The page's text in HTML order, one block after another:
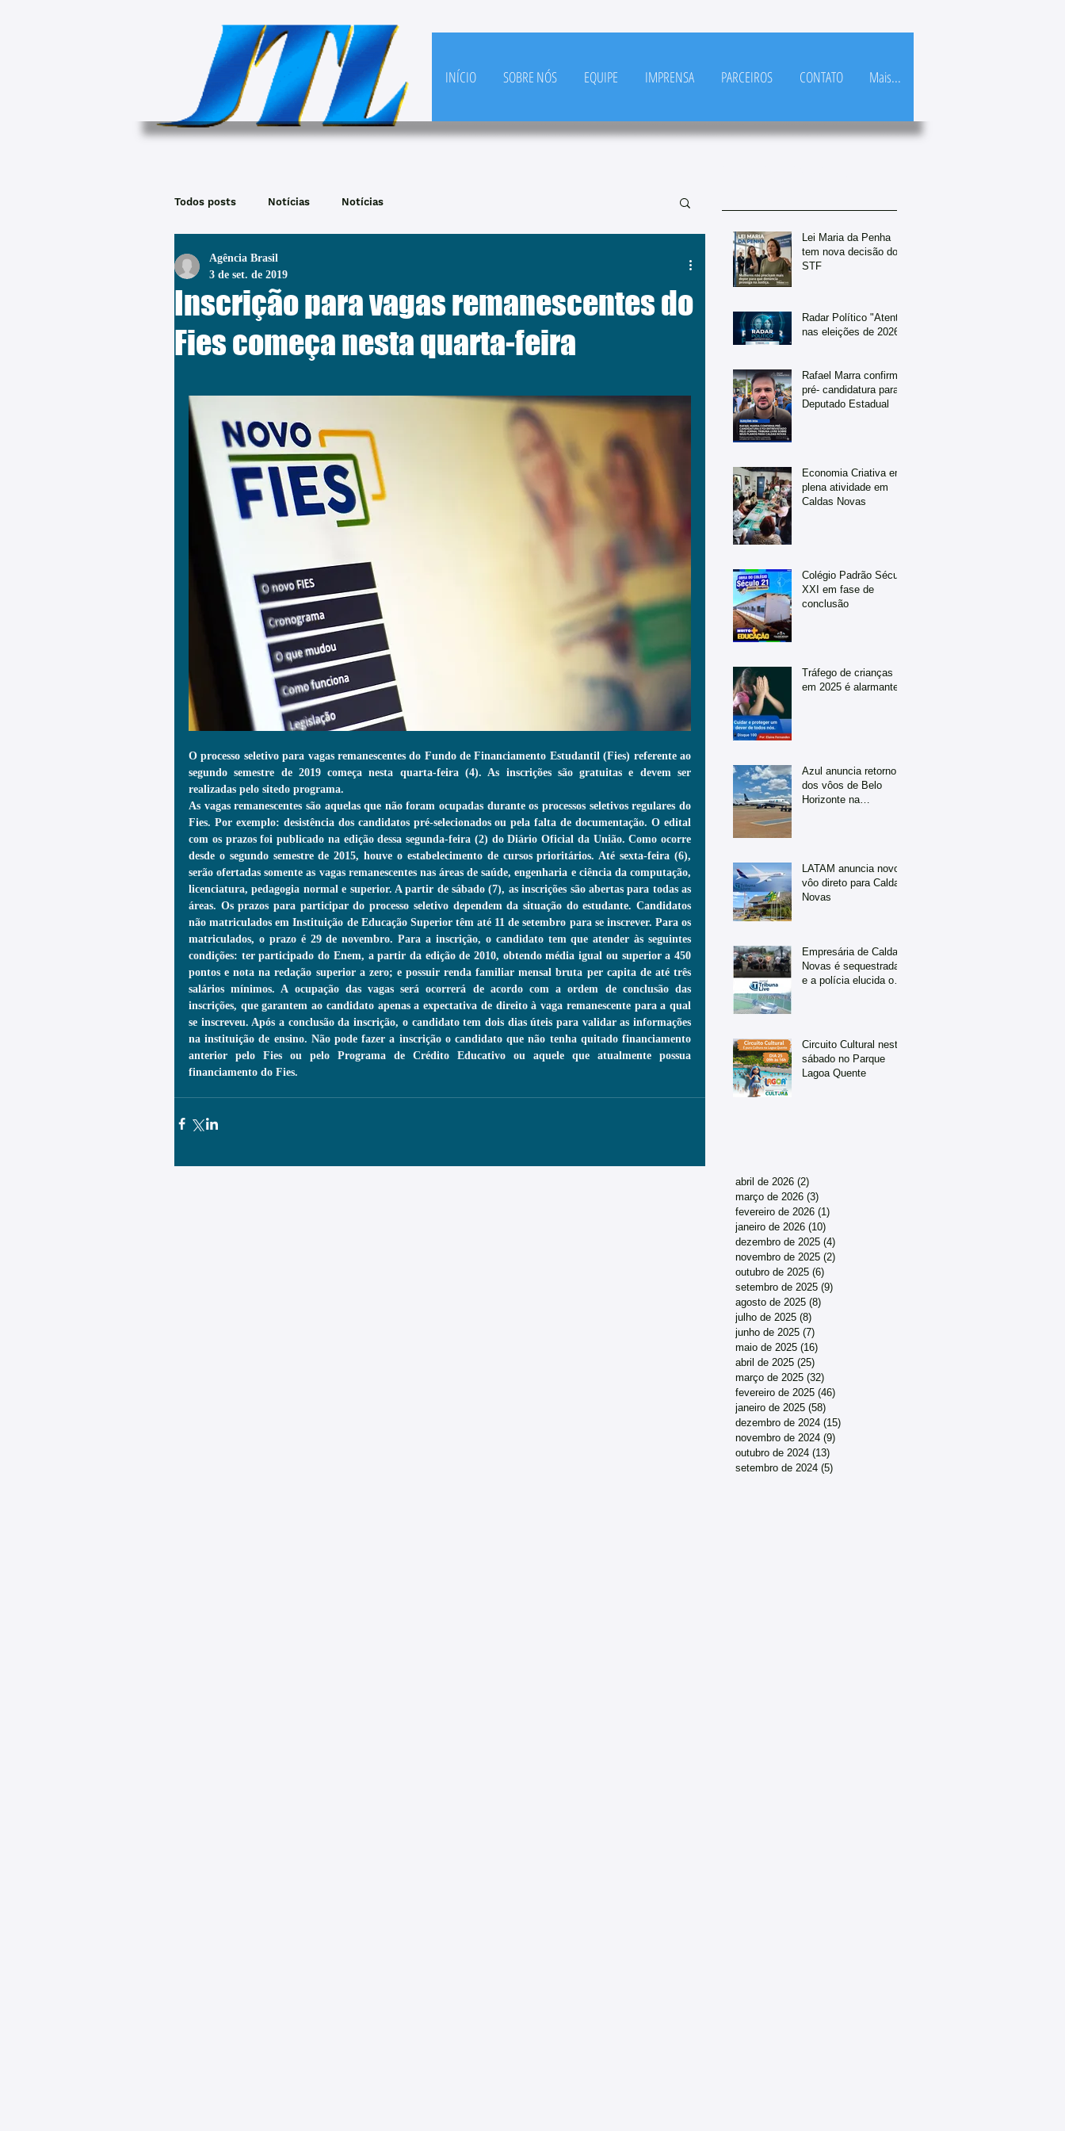
INÍCIO SOBRE NÓS EQUIPE IMPRENSA PARCEIROS CONTATO Mais...
Todos posts Notícias Notícias
Inscrição para vagas remanescentes do
Fies começa nesta quarta-feira
Agência Brasil
3 de set. de 2019
O processo seletivo para vagas remanescentes do Fundo de Financiamento Estudantil (Fies) referente ao
segundo semestre de 2019 começa nesta quarta-feira (4). As inscrições são gratuitas e devem ser
realizadas pelo sitedo programa.
As vagas remanescentes são aquelas que não foram ocupadas durante os processos seletivos regulares do
Fies. Por exemplo: desistência dos candidatos pré-selecionados ou pela falta de documentação. O edital
com os prazos foi publicado na edição dessa segunda-feira (2) do Diário Oficial da União. Como ocorre
desde o segundo semestre de 2015, houve o estabelecimento de cursos prioritários. Até sexta-feira (6),
serão ofertadas somente as vagas remanescentes nas áreas de saúde, engenharia e ciência da computação,
licenciatura, pedagogia normal e superior. A partir de sábado (7), as inscrições são abertas para todas as
áreas. Os prazos para participar do processo seletivo dependem da situação do estudante. Candidatos
não matriculados em Instituição de Educação Superior têm até 11 de setembro para se inscrever. Para os
matriculados, o prazo é 29 de novembro. Para a inscrição, o candidato tem que atender às seguintes
condições: ter participado do Enem, a partir da edição de 2010, obtendo média igual ou superior a 450
pontos e nota na redação superior a zero; e possuir renda familiar mensal bruta per capita de até três
salários mínimos. A ocupação das vagas será ocorrerá de acordo com a ordem de conclusão das
inscrições, que garantem ao candidato apenas a expectativa de direito à vaga remanescente para a qual
se inscreveu. Após a conclusão da inscrição, o candidato tem dois dias úteis para validar as informações
na instituição de ensino. Não pode fazer a inscrição o candidato que não tenha quitado financiamento
anterior pelo Fies ou pelo Programa de Crédito Educativo ou aquele que atualmente possua
financiamento do Fies.
Lei Maria da Penha
tem nova decisão do
STF
Radar Político "Atento
nas eleições de 2026"
Rafael Marra confirma
pré- candidatura para
Deputado Estadual
Economia Criativa em
plena atividade em
Caldas Novas
Colégio Padrão Século
XXI em fase de
conclusão
Tráfego de crianças
em 2025 é alarmante
Azul anuncia retorno
dos vôos de Belo
Horizonte na
LATAM anuncia novo
vôo direto para Caldas
Novas
Empresária de Caldas
Novas é sequestrada
e a polícia elucida o
Circuito Cultural neste
sábado no Parque
Lagoa Quente
abril de 2026 (2)
março de 2026 (3)
fevereiro de 2026 (1)
janeiro de 2026 (10)
dezembro de 2025 (4)
novembro de 2025 (2)
outubro de 2025 (6)
setembro de 2025 (9)
agosto de 2025 (8)
julho de 2025 (8)
junho de 2025 (7)
maio de 2025 (16)
abril de 2025 (25)
março de 2025 (32)
fevereiro de 2025 (46)
janeiro de 2025 (58)
dezembro de 2024 (15)
novembro de 2024 (9)
outubro de 2024 (13)
setembro de 2024 (5)